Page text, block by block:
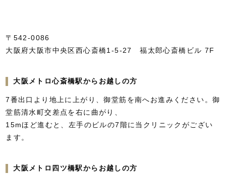
〒542-0086
大阪府大阪市中央区西心斎橋1-5-27 福太郎心斎橋ビル 7F
大阪メトロ心斎橋駅からお越しの方
7番出口より地上に上がり、御堂筋を南へお進みください。御
堂筋清水町交差点を右に曲がり、
15mほど進むと、左手のビルの7階に当クリニックがござい
ます。
大阪メトロ四ツ橋駅からお越しの方